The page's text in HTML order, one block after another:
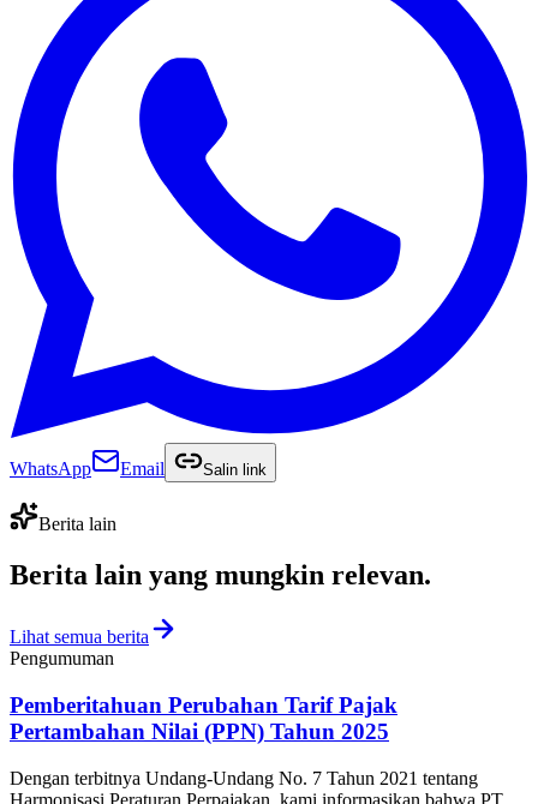
WhatsApp Email Salin link
Berita lain
Berita lain yang mungkin relevan.
Lihat semua berita
Pengumuman
Pemberitahuan Perubahan Tarif Pajak
Pertambahan Nilai (PPN) Tahun 2025
Dengan terbitnya Undang-Undang No. 7 Tahun 2021 tentang
Harmonisasi Peraturan Perpajakan, kami informasikan bahwa PT